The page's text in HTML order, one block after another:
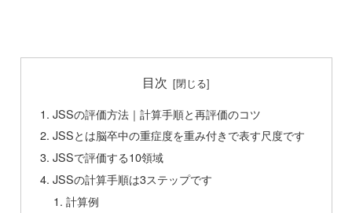
目次
JSSの評価方法｜計算手順と再評価のコツ
JSSとは脳卒中の重症度を重み付きで表す尺度です
JSSで評価する10領域
JSSの計算手順は3ステップです
計算例